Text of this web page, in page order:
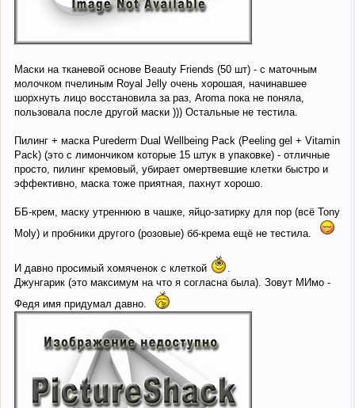
Маски на тканевой основе Beauty Friends (50 шт) - с маточным
молочком пчелиным Royal Jelly очень хорошая, начинавшее
шорхнуть лицо восстановила за раз, Аroma пока не поняла,
пользовала после другой маски ))) Остальные не тестила.
Пилинг + маска Purederm Dual Wellbeing Pack (Peeling gel + Vitamin
Pack) (это с лимончиком которые 15 штук в упаковке) - отличные
просто, пилинг кремовый, убирает омертвевшие клетки быстро и
эффективно, маска тоже приятная, пахнут хорошо.
ББ-крем, маску утреннюю в чашке, яйцо-затирку для пор (всё Tony
Moly) и пробники другого (розовые) бб-крема ещё не тестила.
И давно просимый хомяченок с клеткой
Джунгарик (это максимум на что я согласна была). Зовут МИмо -
Федя имя придумал давно.